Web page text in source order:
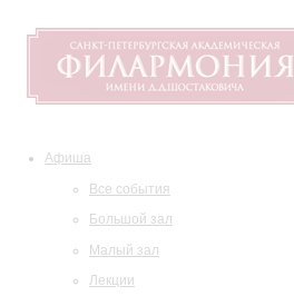
Афиша
Все события
Большой зал
Малый зал
Лекции